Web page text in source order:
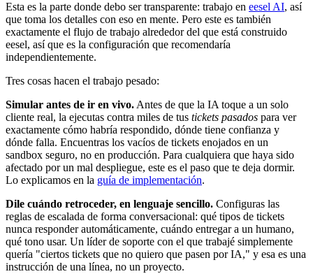
Esta es la parte donde debo ser transparente: trabajo en eesel AI, así
que toma los detalles con eso en mente. Pero este es también
exactamente el flujo de trabajo alrededor del que está construido
eesel, así que es la configuración que recomendaría
independientemente.
Tres cosas hacen el trabajo pesado:
Simular antes de ir en vivo.Antes de que la IA toque a un solo
cliente real, la ejecutas contra miles de tus tickets pasados para ver
exactamente cómo habría respondido, dónde tiene confianza y
dónde falla. Encuentras los vacíos de tickets enojados en un
sandbox seguro, no en producción. Para cualquiera que haya sido
afectado por un mal despliegue, este es el paso que te deja dormir.
Lo explicamos en la guía de implementación.
Dile cuándo retroceder, en lenguaje sencillo. Configuras las
reglas de escalada de forma conversacional: qué tipos de tickets
nunca responder automáticamente, cuándo entregar a un humano,
qué tono usar. Un líder de soporte con el que trabajé simplemente
quería "ciertos tickets que no quiero que pasen por IA," y esa es una
instrucción de una línea, no un proyecto.